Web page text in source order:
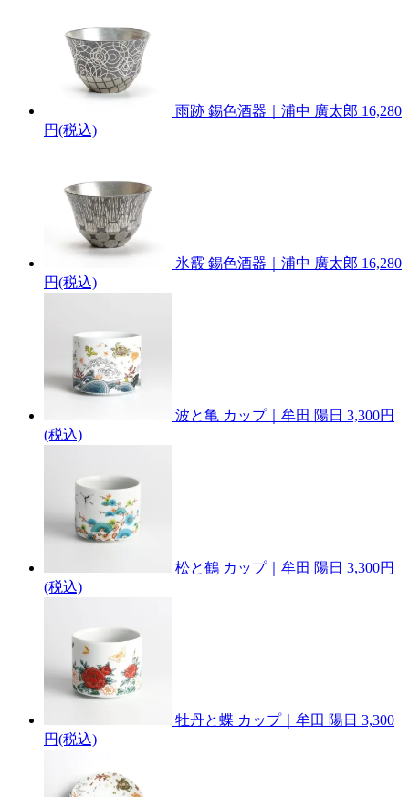
雨跡 錫色酒器｜浦中 廣太郎 16,280
円(税込)
氷霰 錫色酒器｜浦中 廣太郎 16,280
円(税込)
波と亀 カップ｜牟田 陽日 3,300円
(税込)
松と鶴 カップ｜牟田 陽日 3,300円
(税込)
牡丹と蝶 カップ｜牟田 陽日 3,300
円(税込)